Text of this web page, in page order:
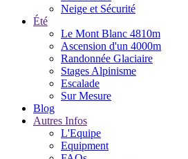
Neige et Sécurité
Été
Le Mont Blanc 4810m
Ascension d'un 4000m
Randonnée Glaciaire
Stages Alpinisme
Escalade
Sur Mesure
Blog
Autres Infos
L'Equipe
Equipment